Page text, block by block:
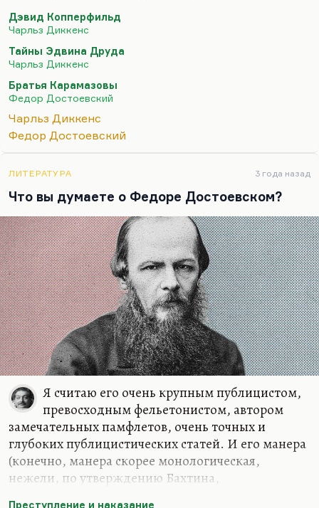
странно, биографическое. Оба прожили
примерно 60 лет, оба умерли примерно на
середине главного романа, не дописав. Оба были
очень сентиментальными, не чужды были
активной политической публицистики и
рассматривали главным образом криминальные
сюжеты, потому что криминальный роман им
представлялся самым увлекательным жанром.
история, свой опыт, а у Диккенса,…
Дэвид Копперфильд
Чарльз Диккенс
Тайны Эдвина Друда
Чарльз Диккенс
Братья Карамазовы
Федор Достоевский
Чарльз Диккенс
Федор Достоевский
ЛИТЕРАТУРА 3 года назад
Что вы думаете о Федоре Достоевском?
Я считаю его очень крупным публицистом,
превосходным фельетонистом, автором
замечательных памфлетов, очень точных и
глубоких публицистических статей. И его манера
(конечно, манера скорее монологическая,
нежели, по утверждению Бахтина,
Преступление и наказание